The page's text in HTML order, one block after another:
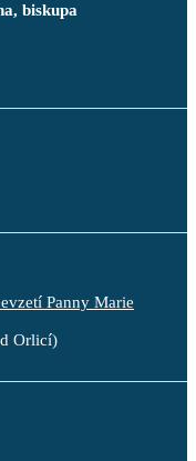
biskupa
Panny Marie
Orlicí)